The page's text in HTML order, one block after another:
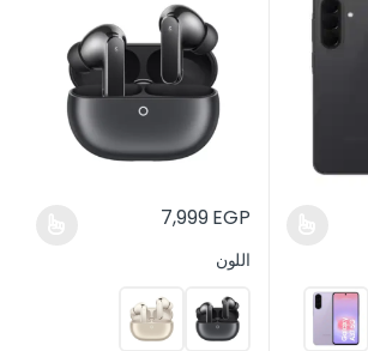
أفضل سعر في مصر
7,999EGP
اللون